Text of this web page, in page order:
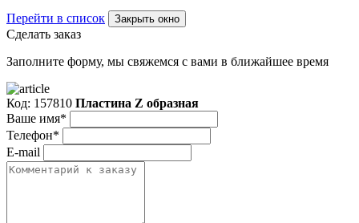
Перейти в список Закрыть окно
Сделать заказ
Заполните форму, мы свяжемся с вами в ближайшее время
Код: 157810 Пластина Z образная
Ваше имя*
Телефон*
E-mail